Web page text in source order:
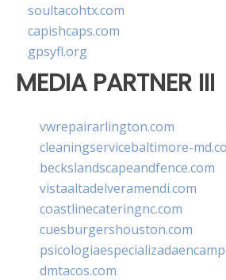
soultacohtx.com
capishcaps.com
gpsyfl.org
MEDIA PARTNER III
vwrepairarlington.com
cleaningservicebaltimore-
beckslandscapeandfence.com
vistaaltadelveramendi.com
coastlinecateringnc.com
cuesburgershouston.com
dmtacos.com